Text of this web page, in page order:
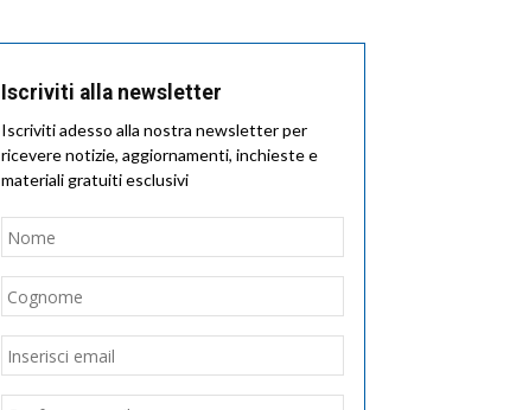
Iscriviti alla newsletter
Iscriviti adesso alla nostra newsletter per
ricevere notizie, aggiornamenti, inchieste e
materiali gratuiti esclusivi
Nome
Email